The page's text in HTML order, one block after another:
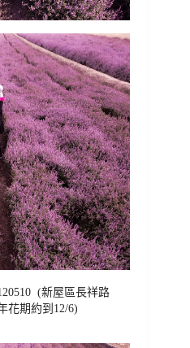
(新屋區長祥路
花期約到12/6)